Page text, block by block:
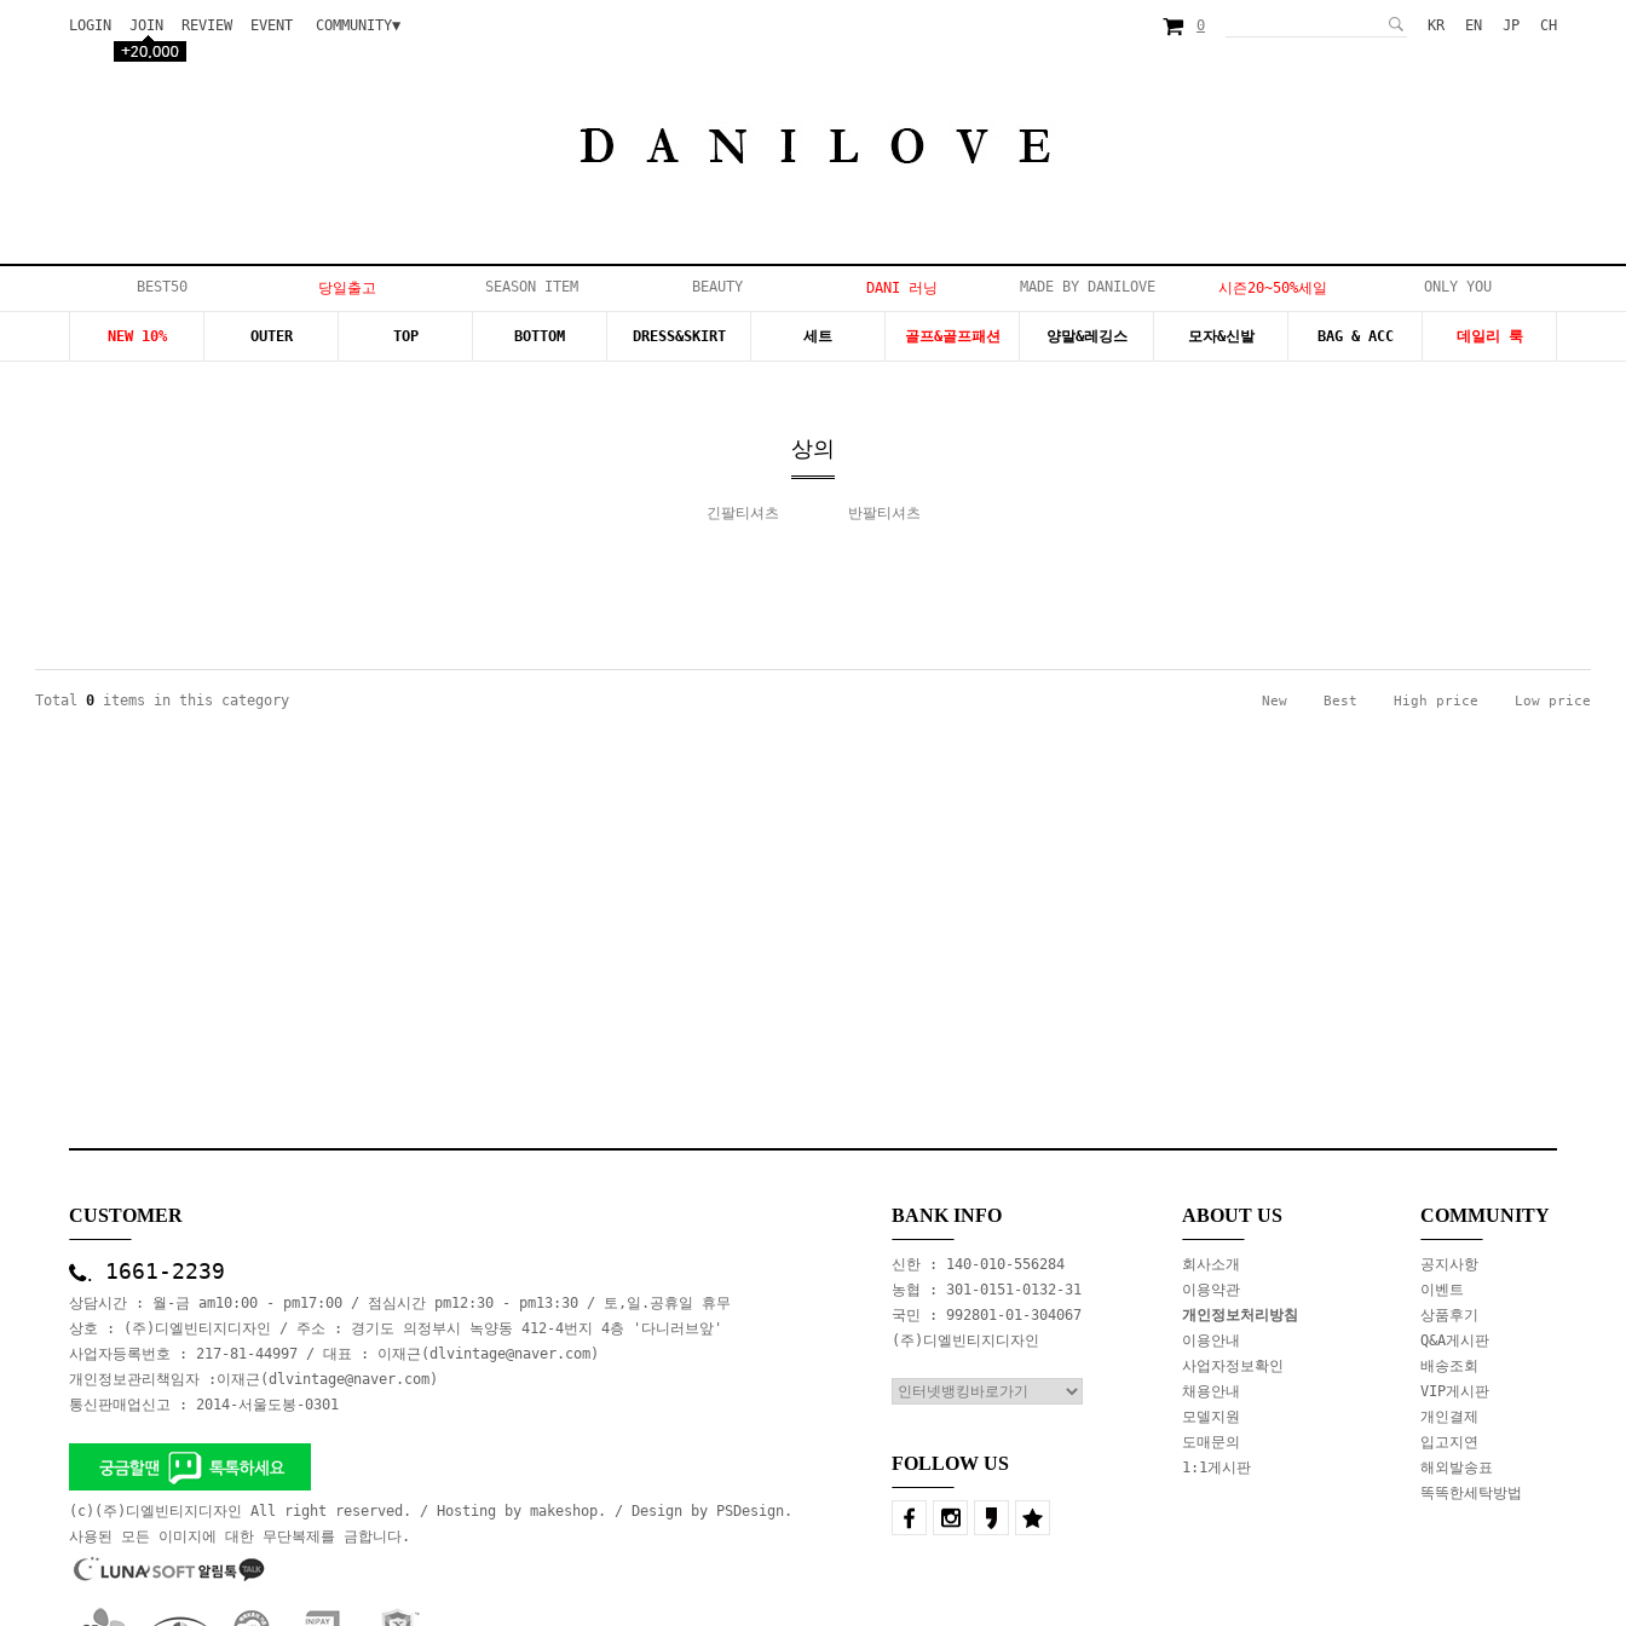
LOGIN JOIN REVIEW EVENT
COMMUNITY▼
입고지연
0 KR EN JP CH
BEST50 당일출고 SEASON ITEM BEAUTY DANI 러닝 MADE BY DANILOVE 시즌20~50%세일 ONLY YOU
NEW 10% OUTER TOP BOTTOM DRESS&SKIRT 세트 골프&골프패션 양말&레깅스 모자&신발 BAG & ACC 데일리 룩
상의
긴팔티셔츠 반팔티셔츠
Total 0 items in this category New Best High price Low price
CUSTOMER
1661-2239
상담시간 : 월-금 am10:00 - pm17:00 / 점심시간 pm12:30 - pm13:30 / 토,일.공휴일 휴무
상호 : (주)디엘빈티지디자인 / 주소 : 경기도 의정부시 녹양동 412-4번지 4층 '다니러브앞'
사업자등록번호 : 217-81-44997 / 대표 : 이재근(dlvintage@naver.com)
개인정보관리책임자 :이재근(dlvintage@naver.com)
통신판매업신고 : 2014-서울도봉-0301
(c)(주)디엘빈티지디자인 All right reserved. / Hosting by makeshop. / Design by PSDesign.
사용된 모든 이미지에 대한 무단복제를 금합니다.
BANK INFO
신한 : 140-010-556284
농협 : 301-0151-0132-31
국민 : 992801-01-304067
(주)디엘빈티지디자인
FOLLOW US
ABOUT US
회사소개
이용약관
개인정보처리방침
이용안내
사업자정보확인
채용안내
모델지원
도매문의
1:1게시판
COMMUNITY
공지사항
이벤트
상품후기
Q&A게시판
배송조회
VIP게시판
개인결제
입고지연
해외발송표
똑똑한세탁방법